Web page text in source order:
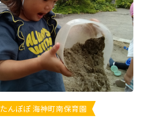
たんぽぽ 海神町南保育園